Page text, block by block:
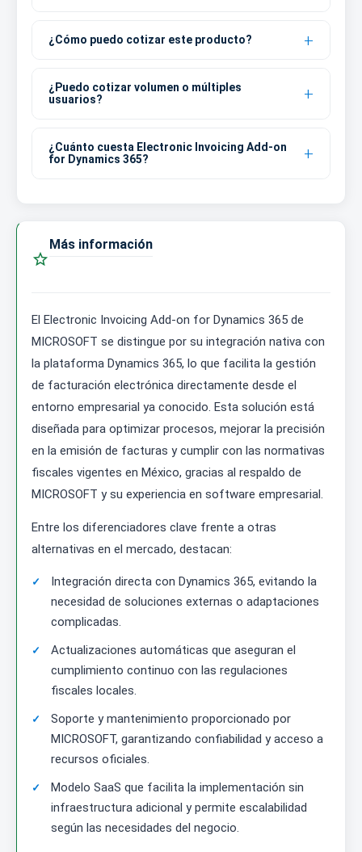
¿Cómo puedo cotizar este producto?
¿Puedo cotizar volumen o múltiples
usuarios?
¿Cuánto cuesta Electronic Invoicing Add-on
for Dynamics 365?

Más información
El Electronic Invoicing Add-on for Dynamics 365 de
MICROSOFT se distingue por su integración nativa con
la plataforma Dynamics 365, lo que facilita la gestión
de facturación electrónica directamente desde el
entorno empresarial ya conocido. Esta solución está
diseñada para optimizar procesos, mejorar la precisión
en la emisión de facturas y cumplir con las normativas
fiscales vigentes en México, gracias al respaldo de
MICROSOFT y su experiencia en software empresarial.
Entre los diferenciadores clave frente a otras
alternativas en el mercado, destacan:
Integración directa con Dynamics 365, evitando la
necesidad de soluciones externas o adaptaciones
complicadas.
Actualizaciones automáticas que aseguran el
cumplimiento continuo con las regulaciones
fiscales locales.
Soporte y mantenimiento proporcionado por
MICROSOFT, garantizando confiabilidad y acceso a
recursos oficiales.
Modelo SaaS que facilita la implementación sin
infraestructura adicional y permite escalabilidad
según las necesidades del negocio.